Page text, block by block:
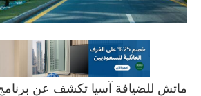
ماتش للضيافة آسيا تكشف عن